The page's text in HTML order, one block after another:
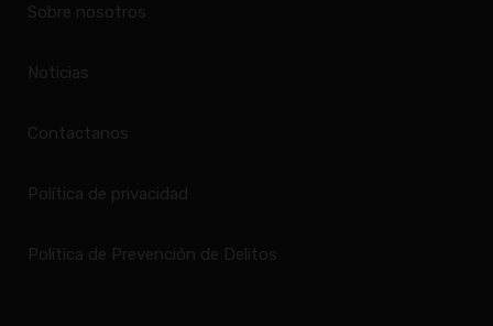
Sobre nosotros
Noticias
Contactanos
Política de privacidad
Política de Prevención de Delitos